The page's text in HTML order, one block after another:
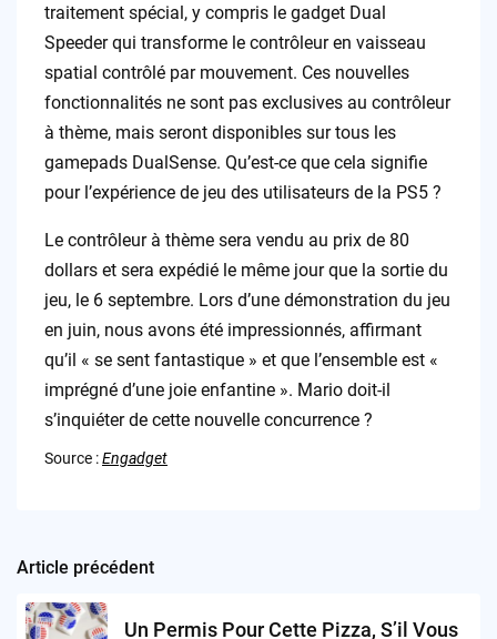
traitement spécial, y compris le gadget Dual
Speeder qui transforme le contrôleur en vaisseau
spatial contrôlé par mouvement. Ces nouvelles
fonctionnalités ne sont pas exclusives au contrôleur
à thème, mais seront disponibles sur tous les
gamepads DualSense. Qu’est-ce que cela signifie
pour l’expérience de jeu des utilisateurs de la PS5 ?
Le contrôleur à thème sera vendu au prix de 80
dollars et sera expédié le même jour que la sortie du
jeu, le 6 septembre. Lors d’une démonstration du jeu
en juin, nous avons été impressionnés, affirmant
qu’il « se sent fantastique » et que l’ensemble est «
imprégné d’une joie enfantine ». Mario doit-il
s’inquiéter de cette nouvelle concurrence ?
Source :Engadget
Post
navigation
Article précédent
Un Permis Pour Cette Pizza, S’il Vous